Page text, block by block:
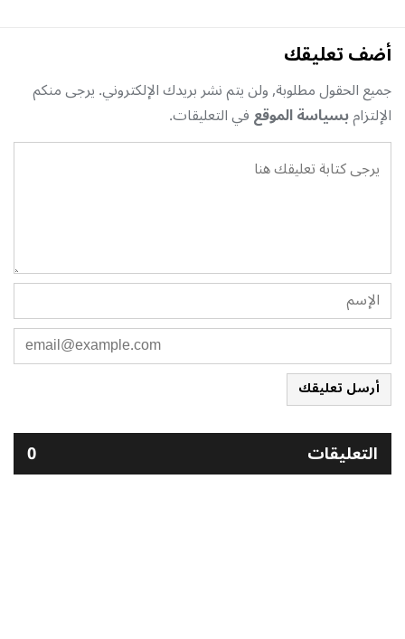
أضف تعليقك
جميع الحقول مطلوبة, ولن يتم نشر بريدك الإلكتروني. يرجى منكم
الإلتزامبسياسة الموقعفي التعليقات.
أرسل تعليقك
التعليقات 0